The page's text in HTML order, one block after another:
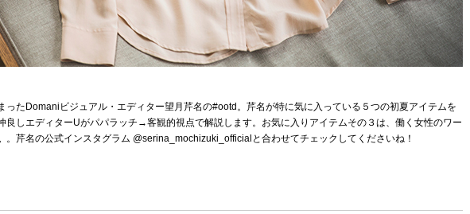
ったDomaniビジュアル・エディター望月芹名の#ootd。芹名が特に気に入っている５つの初夏アイテムを
良しエディターUがパパラッチ→客観的視点で解説します。お気に入りアイテムその３は、働く女性のワー
。芹名の公式インスタグラム @serina_mochizuki_officialと合わせてチェックしてくださいね！